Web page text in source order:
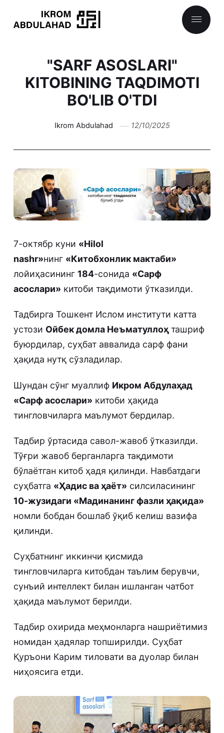
"SARF ASOSLARI"
KITOBINING TAQDIMOTI
BO'LIB O'TDI
Ikrom Abdulahad 12/10/2025
7-октябр куни «Hilol
nashr»нинг «Китобхонлик мактаби»
лойиҳасининг 184-сонида «Сарф
асослари» китоби тақдимоти ўтказилди.
Тадбирга Тошкент Ислом институти катта
устози Ойбек домла Неъматуллоҳташриф
буюрдилар, суҳбат аввалида сарф фани
ҳақида нутқ сўзладилар.
Шундан сўнг муаллиф Икром Абдулаҳад
«Сарф асослари» китоби ҳақида
тингловчиларга маълумот бердилар.
Тадбир ўртасида савол-жавоб ўтказилди.
Тўғри жавоб берганларга тақдимоти
бўлаётган китоб ҳадя қилинди. Навбатдаги
суҳбатга «Ҳадис ва ҳаёт» силсиласининг
10-жузидаги «Мадинанинг фазли ҳақида»
номли бобдан бошлаб ўқиб келиш вазифа
қилинди.
Суҳбатнинг иккинчи қисмида
тингловчиларга китобдан таълим берувчи,
сунъий интеллект билан ишланган чатбот
ҳақида маълумот берилди.
Тадбир охирида меҳмонларга нашриётимиз
номидан ҳадялар топширилди. Суҳбат
Қуръони Карим тиловати ва дуолар билан
ниҳоясига етди.